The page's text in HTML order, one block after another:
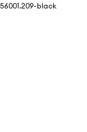
black